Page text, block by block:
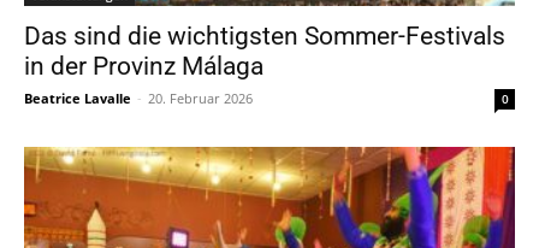
Das sind die wichtigsten Sommer-Festivals
in der Provinz Málaga
Beatrice Lavalle - 20. Februar 2026 0